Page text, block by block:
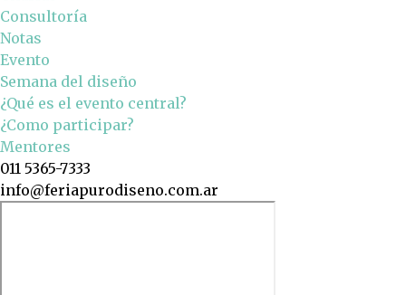
Consultoría
Notas
Evento
Semana del diseño
¿Qué es el evento central?
¿Como participar?
Mentores
011 5365-7333
info@feriapurodiseno.com.ar